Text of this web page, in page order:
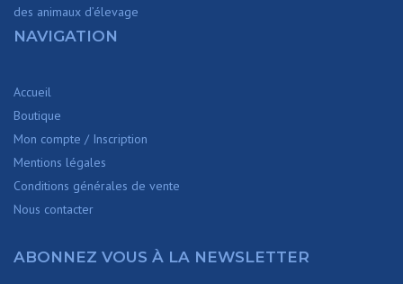
des animaux d’élevage
NAVIGATION
Accueil
Boutique
Mon compte / Inscription
Mentions légales
Conditions générales de vente
Nous contacter
ABONNEZ VOUS À LA NEWSLETTER